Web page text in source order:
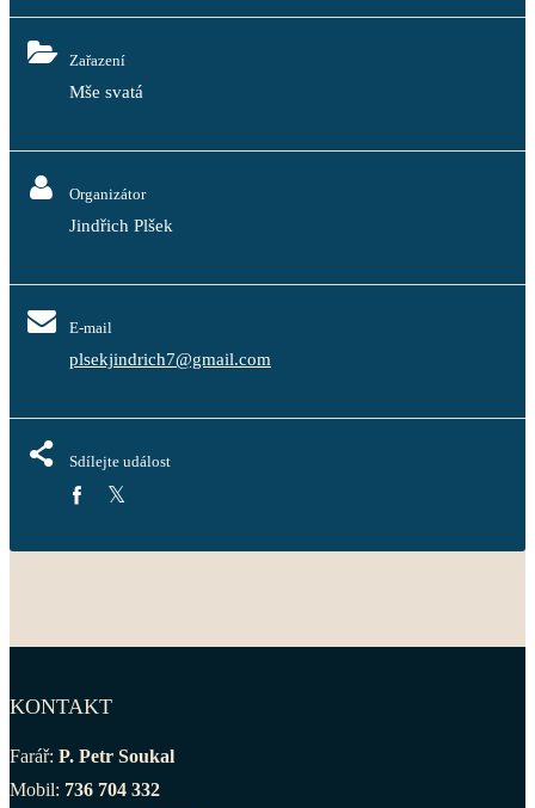
Zařazení
Mše svatá
Organizátor
Jindřich Plšek
E-mail
plsekjindrich7@gmail.com
Sdílejte událost
KONTAKT
Farář: P. Petr Soukal
Mobil: 736 704 332